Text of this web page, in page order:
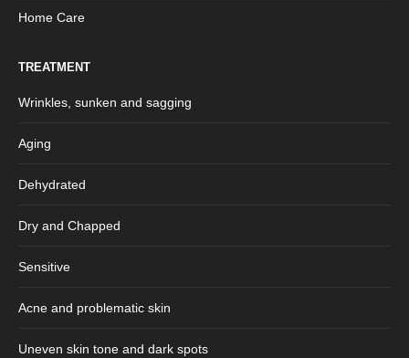
Home Care
TREATMENT
Wrinkles, sunken and sagging
Aging
Dehydrated
Dry and Chapped
Sensitive
Acne and problematic skin
Uneven skin tone and dark spots